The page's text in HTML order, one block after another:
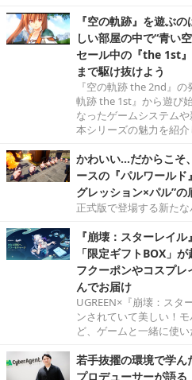
『空の軌跡』を遊ぶ
しい部屋の中で“青い
セール中の『the 1st
まで駆け抜けよう
『空の軌跡 the 2nd』
軌跡 the 1st』から遊び
なったゲームシステム
本シリーズの魅力を紹介
かわいい…だからこそ
ースの『パルワール
グレッション×パル”
正式版で登場する新た
『崩壊：スターレイ
「限定ギフトBOX」
フクーポンやコスプ
んでお届け
UGREEN×『崩壊：スタ
ンされていて美しい！
ど、ゲームと一緒に使
若手抜擢の環境で学
プロデューサーが語